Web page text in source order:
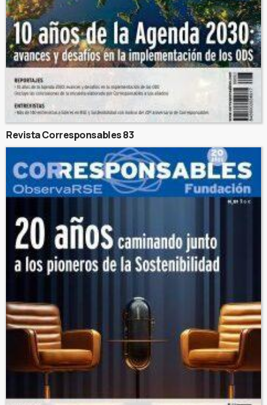
Revista Corresponsables 83